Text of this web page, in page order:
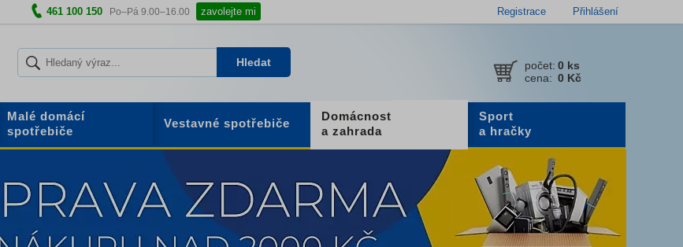
461 100 150 Po–Pá 9.00–16.00 zavolejte mi Registrace Přihlášení
počet: 0 ks
cena: 0 Kč
Hledat
Malé domácí
spotřebiče
Vestavné spotřebiče
Domácnost
a zahrada
Sport
a hračky